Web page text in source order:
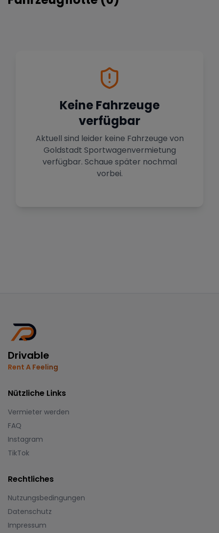
Keine Fahrzeuge
verfügbar
Aktuell sind leider keine Fahrzeuge von
Goldstadt Sportwagenvermietung
verfügbar. Schaue später nochmal
vorbei.
Drivable
Rent A Feeling
Nützliche Links
Vermieter werden
FAQ
Instagram
TikTok
Rechtliches
Nutzungsbedingungen
Datenschutz
Impressum